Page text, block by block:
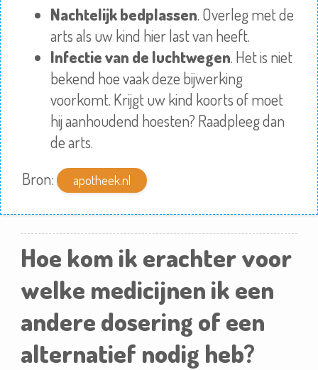
Nachtelijk bedplassen. Overleg met de
arts als uw kind hier last van heeft.
Infectie van de luchtwegen. Het is niet
bekend hoe vaak deze bijwerking
voorkomt. Krijgt uw kind koorts of moet
hij aanhoudend hoesten? Raadpleeg dan
de arts.
Bron:
apotheek.nl
Hoe kom ik erachter voor
welke medicijnen ik een
andere dosering of een
alternatief nodig heb?